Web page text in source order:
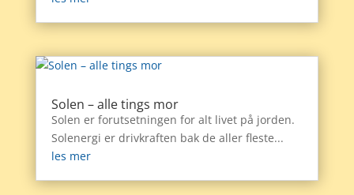
Solen – alle tings mor
Solen er forutsetningen for alt livet på jorden.
Solenergi er drivkraften bak de aller fleste...
les mer